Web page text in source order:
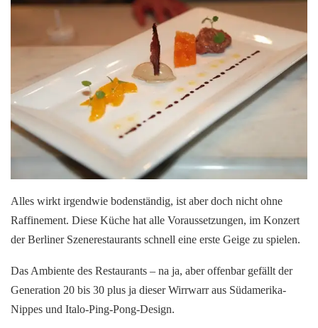
Alles wirkt irgendwie bodenständig, ist aber doch nicht ohne
Raffinement. Diese Küche hat alle Voraussetzungen, im Konzert
der Berliner Szenerestaurants schnell eine erste Geige zu spielen.
Das Ambiente des Restaurants – na ja, aber offenbar gefällt der
Generation 20 bis 30 plus ja dieser Wirrwarr aus Südamerika-
Nippes und Italo-Ping-Pong-Design.